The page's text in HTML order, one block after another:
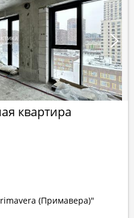
квартира
(Примавера)"